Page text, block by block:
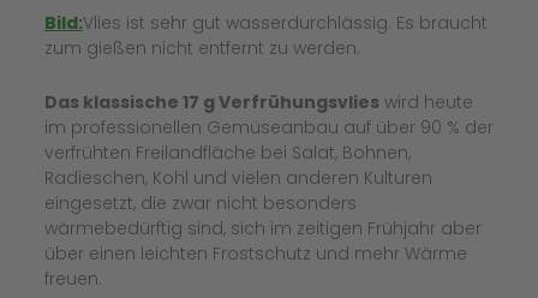
Bild:Vlies ist sehr gut wasserdurchlässig. Es braucht
zum gießen nicht entfernt zu werden.
Das klassische 17 g Verfrühungsvlies wird heute
im professionellen Gemüseanbau auf über 90 % der
verfrühten Freilandfläche bei Salat, Bohnen,
Radieschen, Kohl und vielen anderen Kulturen
eingesetzt, die zwar nicht besonders
wärmebedürftig sind, sich im zeitigen Frühjahr aber
über einen leichten Frostschutz und mehr Wärme
freuen.